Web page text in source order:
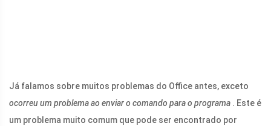
Já falamos sobre muitos problemas do Office antes, exceto
ocorreu um problema ao enviar o comando para o programa . Este é
um problema muito comum que pode ser encontrado por